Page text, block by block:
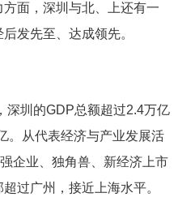
面，深圳与北、上还有一
发先至、达成领先。
深圳的GDP总额超过2.4万亿
。从代表经济与产业发展活
企业、独角兽、新经济上市
过广州，接近上海水平。